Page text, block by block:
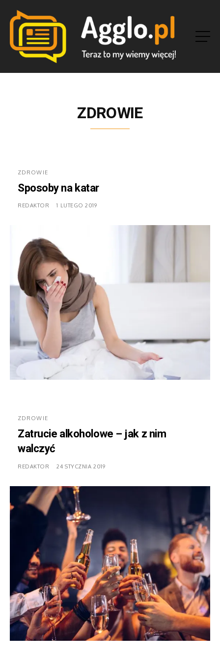
ZDROWIE
ZDROWIE
Sposoby na katar
REDAKTOR 1 LUTEGO 2019
ZDROWIE
Zatrucie alkoholowe – jak z nim
walczyć
REDAKTOR 24 STYCZNIA 2019